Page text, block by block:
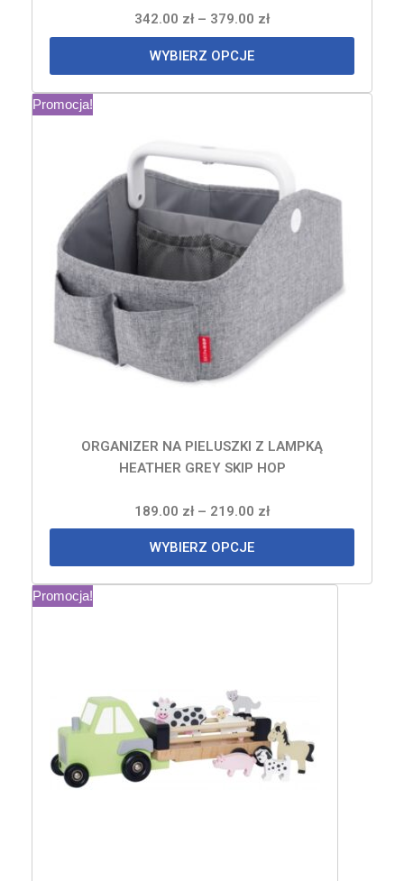
342.00 zł – 379.00 zł
WYBIERZ OPCJE
Promocja!
ORGANIZER NA PIELUSZKI Z LAMPKĄ
HEATHER GREY SKIP HOP
189.00 zł – 219.00 zł
WYBIERZ OPCJE
Promocja!